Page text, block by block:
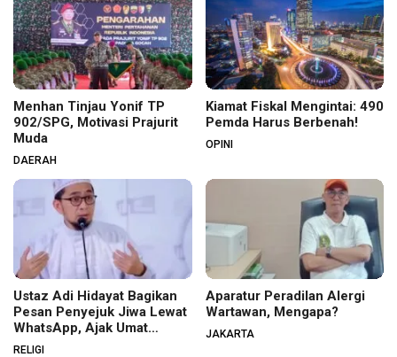
Menhan Tinjau Yonif TP
902/SPG, Motivasi Prajurit
Muda
DAERAH
Kiamat Fiskal Mengintai: 490
Pemda Harus Berbenah!
OPINI
Ustaz Adi Hidayat Bagikan
Pesan Penyejuk Jiwa Lewat
WhatsApp, Ajak Umat
Menata Hati dan Iman
RELIGI
Aparatur Peradilan Alergi
Wartawan, Mengapa?
JAKARTA